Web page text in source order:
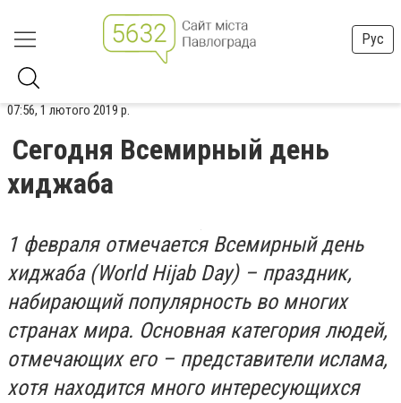
Рус
07:56, 1 лютого 2019 р.
Сегодня Всемирный день
хиджаба
1 февраля отмечается Всемирный день
хиджаба (World Hijab Day) – праздник,
набирающий популярность во многих
странах мира. Основная категория людей,
отмечающих его – представители ислама,
хотя находится много интересующихся